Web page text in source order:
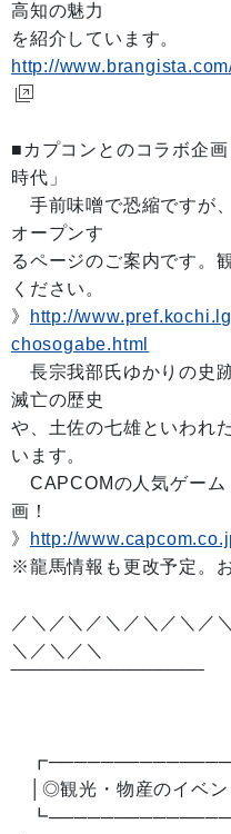
高知の魅力
を紹介しています。
http://
■カプコンとのコラボ企
時代」
手前味噌で恐縮ですが
オープンす
るページのご案内です。
ください。
》
http://
chosogabe.html
長宗我部氏ゆかりの史
滅亡の歴史
や、土佐の七雄といわれ
います。
CAPCOMの人気ゲーム
画！
》
http://
※龍馬情報も更改予定。
／＼／＼／＼／＼／＼／
＼／＼／＼
│◎観光・物産のイベン